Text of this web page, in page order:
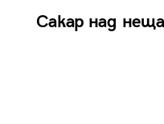
Сакар над